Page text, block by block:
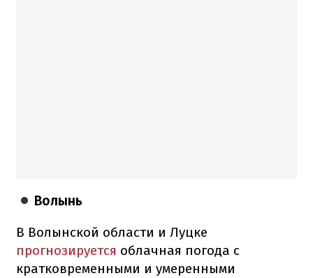
Волынь
В Волынской области и Луцке
прогнозируется облачная погода с
кратковременными и умеренными